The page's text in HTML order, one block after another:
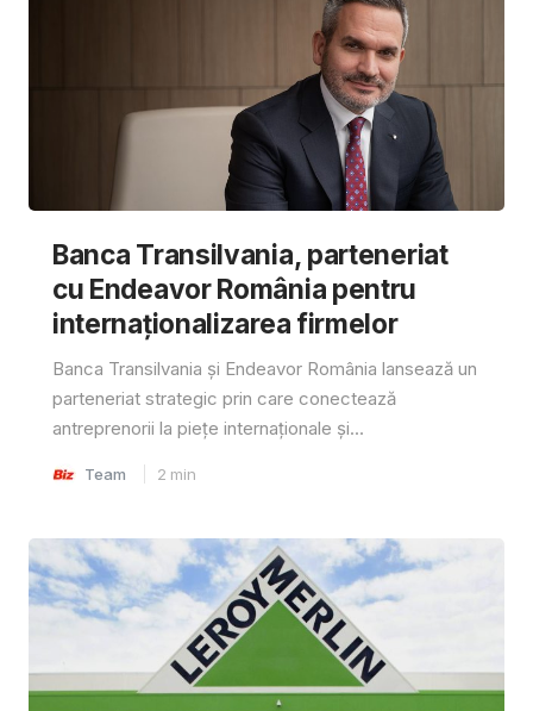
Banca Transilvania, parteneriat
cu Endeavor România pentru
internaționalizarea firmelor
Banca Transilvania și Endeavor România lansează un
parteneriat strategic prin care conectează
antreprenorii la piețe internaționale și...
Team 2 min